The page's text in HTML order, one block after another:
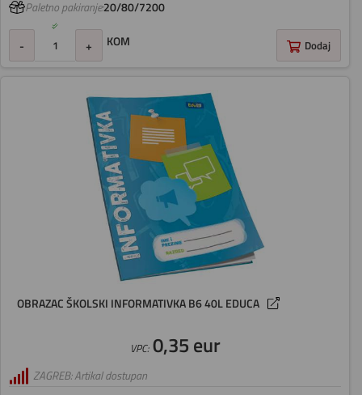
Paletno pakiranje:20/80/7200
- + KOM Dodaj
OBRAZAC ŠKOLSKI INFORMATIVKA B6 40L EDUCA
VPC:0,35 eur
ZAGREB: Artikal dostupan